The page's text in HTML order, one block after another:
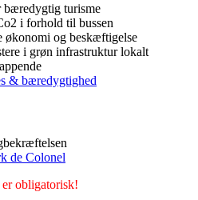
bæredygtig turisme
i forhold til bussen
økonomi og beskæftigelse
i grøn infrastruktur lokalt
& bæredygtighed
de Colonel
obligatorisk!